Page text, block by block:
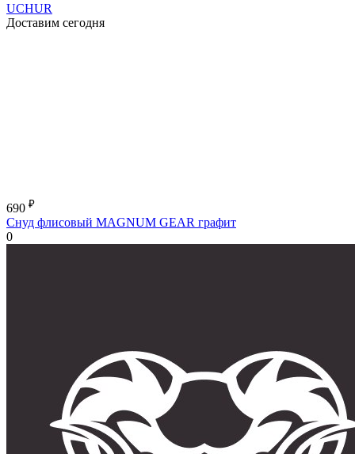
UCHUR
Доставим сегодня
690 ₽
Снуд флисовый MAGNUM GEAR графит
0